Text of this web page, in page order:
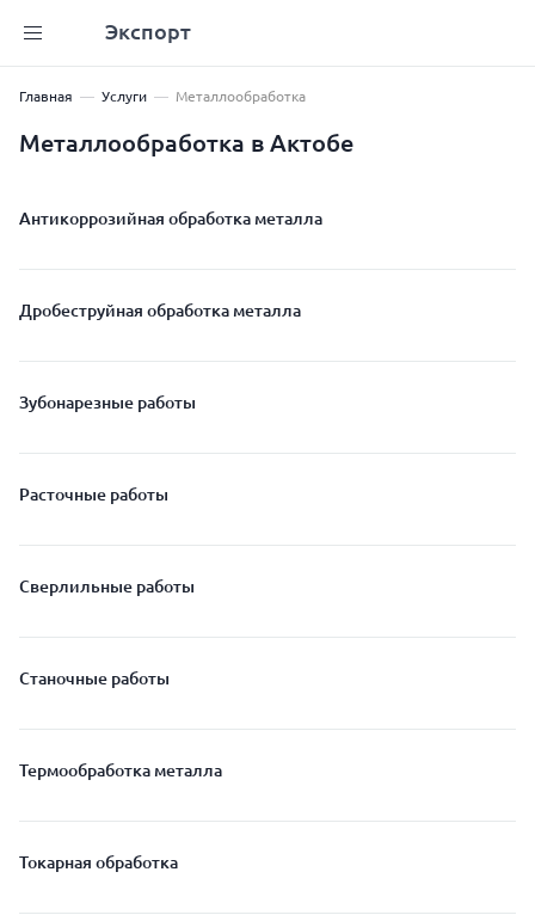
Экспорт
Главная Услуги Металлообработка
Металлообработка в Актобе
Антикоррозийная обработка металла
Дробеструйная обработка металла
Зубонарезные работы
Расточные работы
Сверлильные работы
Станочные работы
Термообработка металла
Токарная обработка